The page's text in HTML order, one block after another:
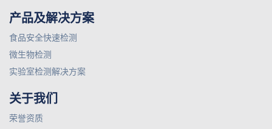
产品及解决方案
食品安全快速检测
微生物检测
实验室检测解决方案
关于我们
荣誉资质